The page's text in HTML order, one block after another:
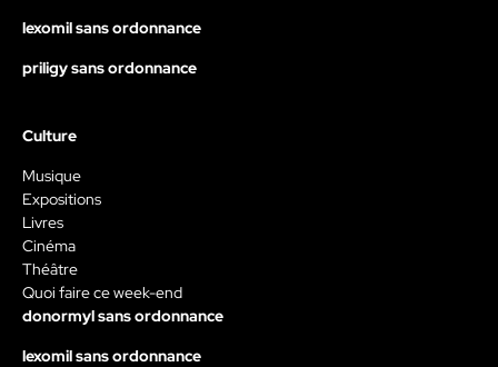
lexomil sans ordonnance
priligy sans ordonnance
Culture
Musique
Expositions
Livres
Cinéma
Théâtre
Quoi faire ce week-end
donormyl sans ordonnance
lexomil sans ordonnance